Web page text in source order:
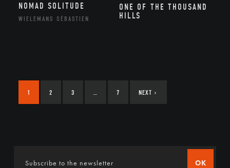
NOMAD SOLITUDE
WIELEMANS SÉBASTIEN
ONE OF THE THOUSAND
HILLS
1 2 3 … 7 NEXT ›
OK